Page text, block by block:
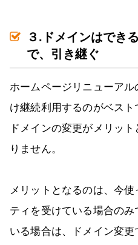
３.ドメインはでき
で、引き継ぐ
ホームページリニューア
け継続利用するのがベスト
ドメインの変更がメリッ
りません。
メリットとなるのは、今
ティを受けている場合の
いる場合は、ドメイン変